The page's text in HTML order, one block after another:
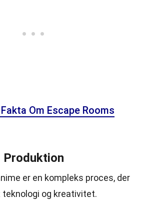
Om Escape Rooms
Produktion
er en kompleks proces, der
og kreativitet.